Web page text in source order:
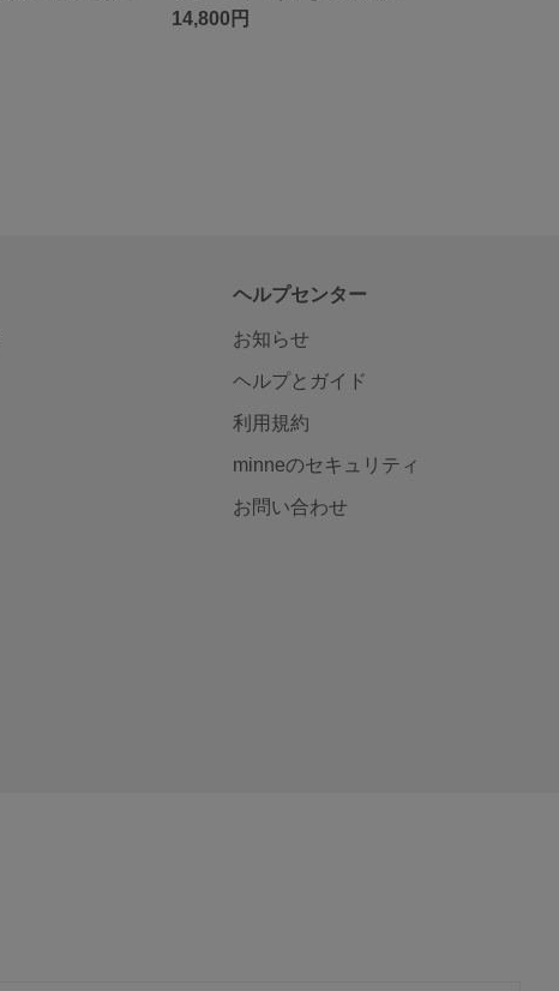
14,800円
ヘルプセンター
お知らせ
ヘルプとガイド
利用規約
minneのセキュリティ
お問い合わせ